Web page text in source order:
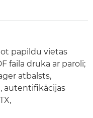
papildu vietas
faila druka ar paroli;
atbalsts,
autentifikācijas